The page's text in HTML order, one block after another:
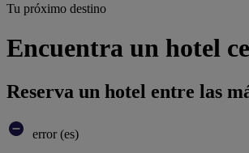
Tu próximo destino
Encuentra un hotel
Reserva un hotel entre las
error (es)